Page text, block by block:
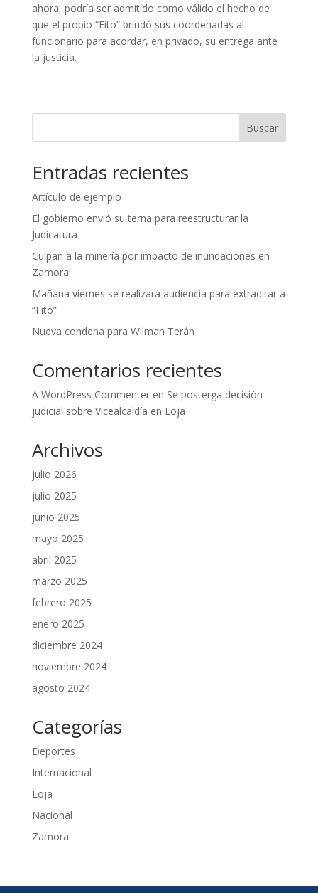
ahora, podría ser admitido como válido el hecho de
que el propio “Fito” brindó sus coordenadas al
funcionario para acordar, en privado, su entrega ante
la justicia.
Buscar
Entradas recientes
Artículo de ejemplo
El gobierno envió su terna para reestructurar la
Judicatura
Culpan a la minería por impacto de inundaciones en
Zamora
Mañana viernes se realizará audiencia para extraditar a
“Fito”
Nueva condena para Wilman Terán
Comentarios recientes
A WordPress Commenteren Se posterga decisión
judicial sobre Vicealcaldía en Loja
Archivos
julio 2026
julio 2025
junio 2025
mayo 2025
abril 2025
marzo 2025
febrero 2025
enero 2025
diciembre 2024
noviembre 2024
agosto 2024
Categorías
Deportes
Internacional
Loja
Nacional
Zamora